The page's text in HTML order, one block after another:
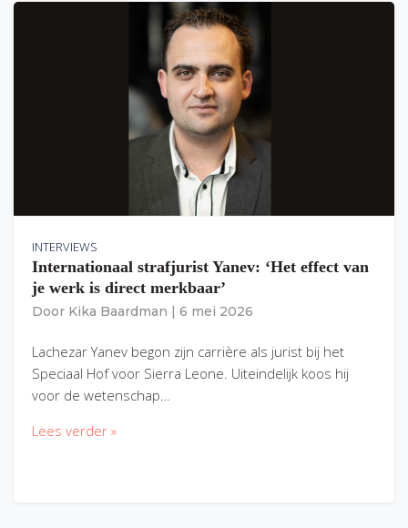
INTERVIEWS
Internationaal strafjurist Yanev: ‘Het effect van
je werk is direct merkbaar’
Door Kika Baardman 6 mei 2026
Lachezar Yanev begon zijn carrière als jurist bij het
Speciaal Hof voor Sierra Leone. Uiteindelijk koos hij
voor de wetenschap…
Lees verder »